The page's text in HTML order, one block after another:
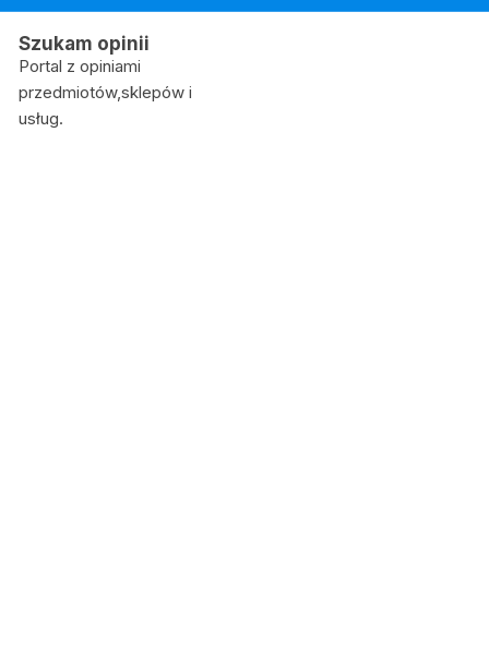
Skip
content
Szukam opinii
Portal z opiniami
przedmiotów,sklepów i
usług.